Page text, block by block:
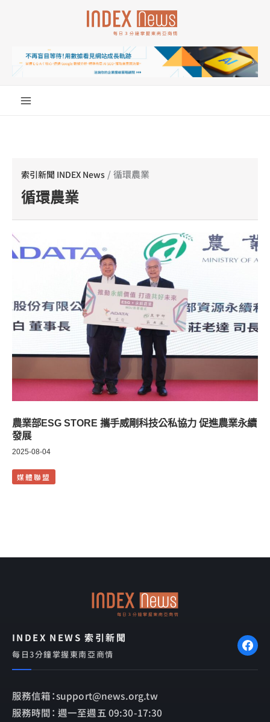
索引新聞 INDEX News / 循環農業
循環農業
農業部ESG STORE 攜手威剛科技公私協力 促進農業永續
發展
2025-08-04
媒體聯盟
INDEX NEWS 索引新聞
每日3分鐘掌握東南亞商情
服務信箱：support@news.org.tw
服務時間： 週一至週五 09:30-17:30